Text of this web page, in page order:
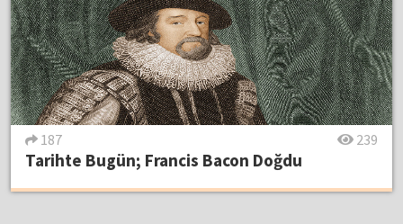
187 239
Tarihte Bugün; Francis Bacon Doğdu